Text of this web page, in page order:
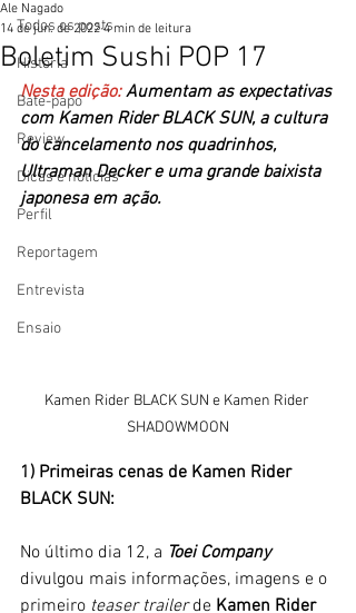
Todos os posts
História
Bate-papo
Review
Dicas e notícias
Perfil
Reportagem
Entrevista
Ensaio
Boletim Sushi POP 17
Ale Nagado
14 de jun. de 2022 4 min de leitura
Nesta edição: Aumentam as expectativas
com Kamen Rider BLACK SUN, a cultura
do cancelamento nos quadrinhos,
Ultraman Decker e uma grande baixista
japonesa em ação.
Kamen Rider BLACK SUN e Kamen Rider
SHADOWMOON
1) Primeiras cenas de Kamen Rider
BLACK SUN:
No último dia 12, a Toei Company
divulgou mais informações, imagens e o
primeiro teaser trailer de Kamen Rider